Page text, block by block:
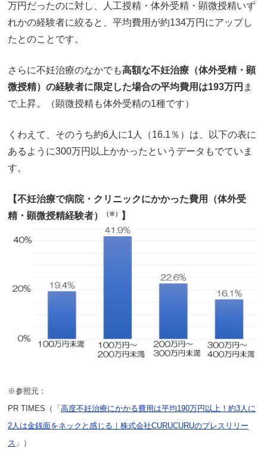
万円だったのに対し、人工授精・体外受精・顕微授精いず
れかの経験者に絞ると、平均費用が約134万円にアップし
たとのことです。
さらに不妊治療のなかでも高額な不妊治療（体外受精・顕
微授精）の経験者に限定した場合の平均費用は193万円 ま
で上昇。（顕微授精も体外受精の1種です）
くわえて、そのうち約6人に1人（16.1％）は、以下の表に
あるように300万円以上かかったというデータもでていま
す。
【不妊治療で病院・クリニックにかかった費用（体外受
精・顕微授精経験者）
（※） 】
※参照元：
PR TIMES（「高度不妊治療にかかる費用は平均190万円以上！約3人に
2人は金銭面をネックと感じる｜株式会社CURUCURUのプレスリリー
ス 」）